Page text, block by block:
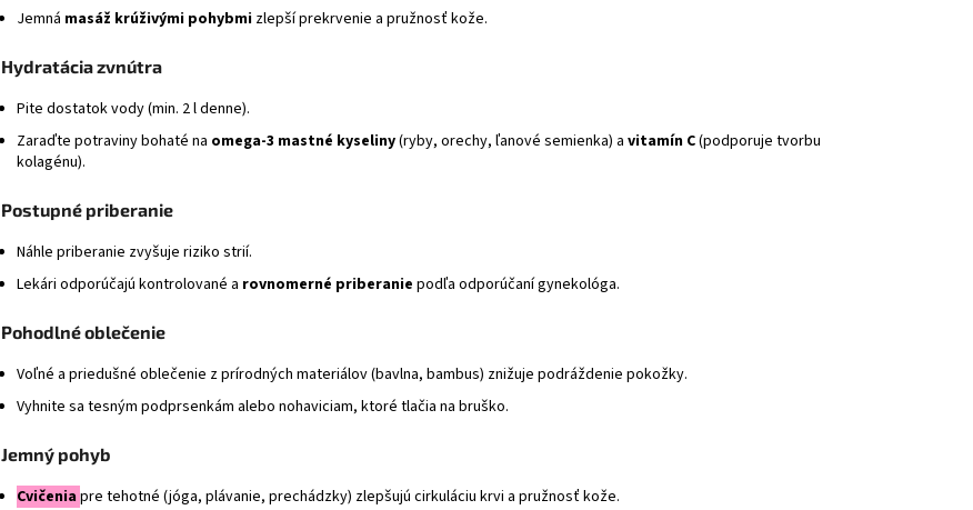
Jemná masáž krúživými pohybmi zlepší prekrvenie a pružnosť kože.
Hydratácia zvnútra
Pite dostatok vody (min. 2 l denne).
Zaraďte potraviny bohaté na omega-3 mastné kyseliny(ryby, orechy, ľanové semienka) a vitamín C(podporuje tvorbu
kolagénu).
Postupné priberanie
Náhle priberanie zvyšuje riziko strií.
Lekári odporúčajú kontrolované a rovnomerné priberanie podľa odporúčaní gynekológa.
Pohodlné oblečenie
Voľné a priedušné oblečenie z prírodných materiálov (bavlna, bambus) znižuje podráždenie pokožky.
Vyhnite sa tesným podprsenkám alebo nohaviciam, ktoré tlačia na bruško.
Jemný pohyb
Cvičeniapre tehotné (jóga, plávanie, prechádzky) zlepšujú cirkuláciu krvi a pružnosť kože.